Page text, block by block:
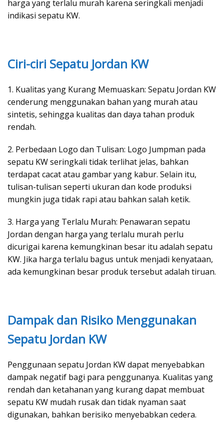
harga yang terlalu murah karena seringkali menjadi
indikasi sepatu KW.
Ciri-ciri Sepatu Jordan KW
1. Kualitas yang Kurang Memuaskan: Sepatu Jordan KW
cenderung menggunakan bahan yang murah atau
sintetis, sehingga kualitas dan daya tahan produk
rendah.
2. Perbedaan Logo dan Tulisan: Logo Jumpman pada
sepatu KW seringkali tidak terlihat jelas, bahkan
terdapat cacat atau gambar yang kabur. Selain itu,
tulisan-tulisan seperti ukuran dan kode produksi
mungkin juga tidak rapi atau bahkan salah ketik.
3. Harga yang Terlalu Murah: Penawaran sepatu
Jordan dengan harga yang terlalu murah perlu
dicurigai karena kemungkinan besar itu adalah sepatu
KW. Jika harga terlalu bagus untuk menjadi kenyataan,
ada kemungkinan besar produk tersebut adalah tiruan.
Dampak dan Risiko Menggunakan
Sepatu Jordan KW
Penggunaan sepatu Jordan KW dapat menyebabkan
dampak negatif bagi para penggunanya. Kualitas yang
rendah dan ketahanan yang kurang dapat membuat
sepatu KW mudah rusak dan tidak nyaman saat
digunakan, bahkan berisiko menyebabkan cedera.